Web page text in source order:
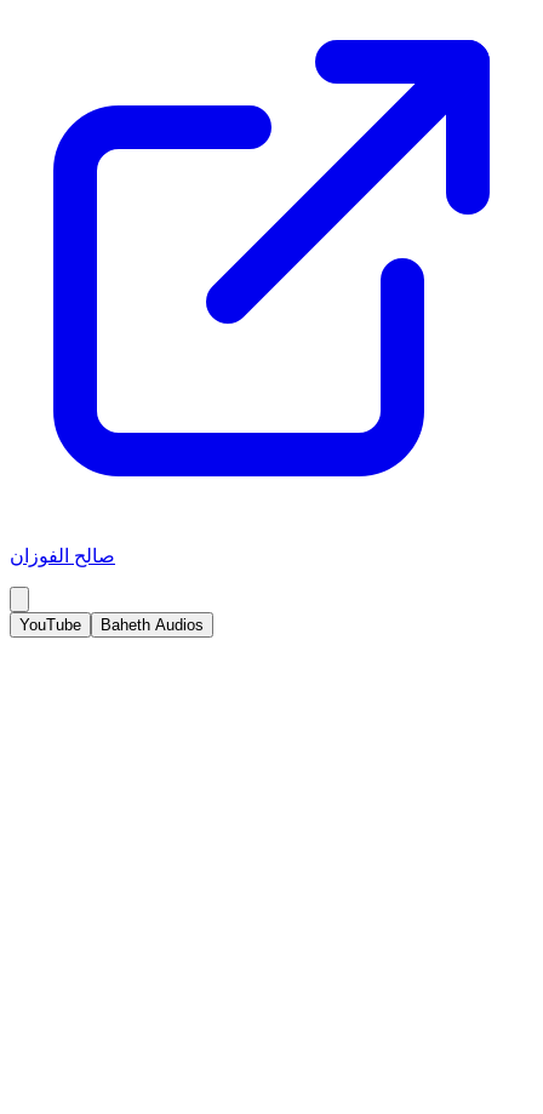
صالح الفوزان
YouTube Baheth Audios